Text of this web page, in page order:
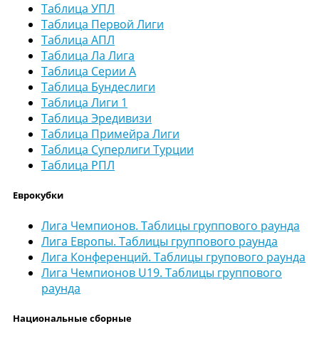
Таблица УПЛ
Таблица Первой Лиги
Таблица АПЛ
Таблица Ла Лига
Таблица Серии А
Таблица Бундеслиги
Таблица Лиги 1
Таблица Эредивизи
Таблица Примейра Лиги
Таблица Суперлиги Турции
Таблица РПЛ
Еврокубки
Лига Чемпионов. Таблицы группового раунда
Лига Европы. Таблицы группового раунда
Лига Конференций. Таблицы групового раунда
Лига Чемпионов U19. Таблицы группового
раунда
Национальные сборные